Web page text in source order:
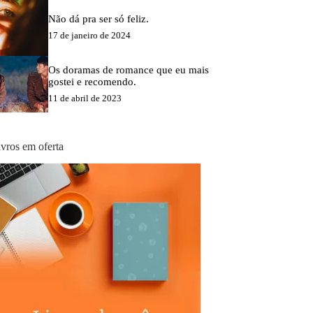
Não dá pra ser só feliz.
17 de janeiro de 2024
Os doramas de romance que eu mais
gostei e recomendo.
11 de abril de 2023
em oferta